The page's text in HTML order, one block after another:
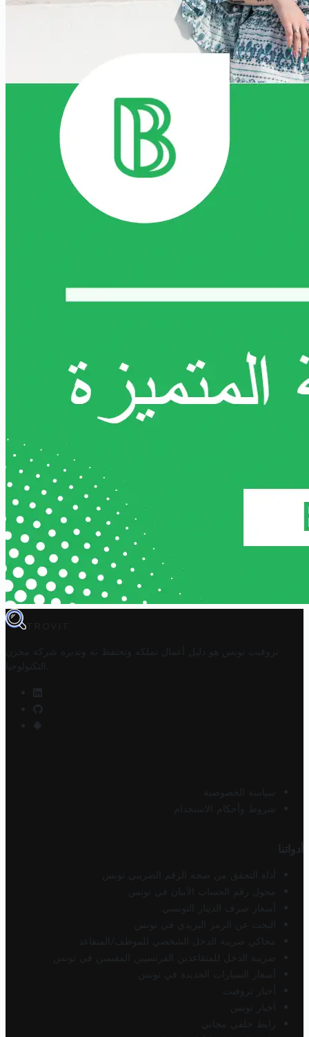
TROVIT
تروفيت تونس هو دليل أعمال تملكه وتحتفظ به وتديره
شركة مخزن
التكنولوجيا
سياسة الخصوصية
شروط وأحكام الاستخدام
أدواتنا
أداة التحقق من صحة الرقم الضريبي تونس
محول رقم الحساب الآيبان في تونس
أسعار صرف الدينار التونسي
البحث عن الرمز البريدي في تونس
محاكي ضريبة الدخل الشخصي للموظف/المتقاعد
ضريبة الدخل للمتقاعدين الفرنسيين المقيمين في تونس
أسعار السيارات الجديدة في تونس
أخبار تروفيت
أخبار تونس
رابط خلفي مجاني